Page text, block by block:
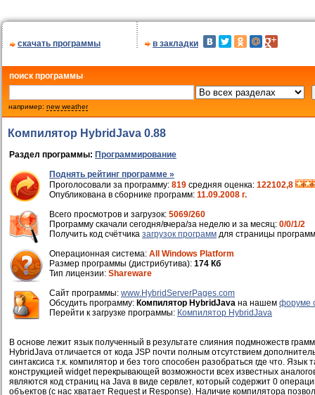
скачать программы в закладки
поиск программы
например: new weather
Компилятор HybridJava 0.88
Раздел программы: Программирование
Поднять рейтинг программе »
Проголосовали за программу: 819 средняя оценка: 122102,8
Опубликована в сборнике программ: 11.09.2008 г.
Всего просмотров и загрузок: 5069/260
Программу скачали сегодня/вчера/за неделю и за месяц: 0/0/1/2
Получить код счётчика загрузок программ для страницы
Операционная система: All Windows Platform
Размер программы (дистрибутива): 174 Кб
Тип лицензии: Shareware
Cайт программы: www.HybridServerPages.com
Обсудить программу: Компилятор HybridJava на нашем форуме
Перейти к загрузке программы: Компилятор HybridJava
В основе лежит язык полученный в результате слияния подмножеств
HybridJava отличается от кода JSP почти полным отсутствием
синтаксиса т.к. компилятор и без того способен разобраться где что. Язык
конструкцией widget перекрывающей возможности всех известных
являются код страниц на Java в виде сервлет, который содержит 0
объектов (c нас хватает Request и Response). Наличие компилятора